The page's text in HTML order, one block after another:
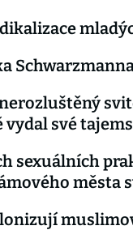
vydal své
sexuálních
města